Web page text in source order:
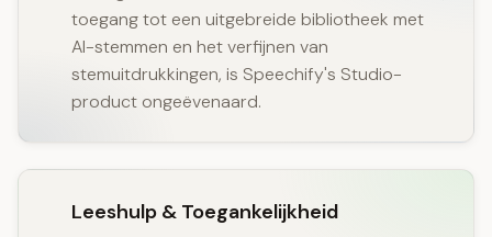
toegang tot een uitgebreide bibliotheek met
AI-stemmen en het verfijnen van
stemuitdrukkingen, is Speechify's Studio-
product ongeëvenaard.
Leeshulp & Toegankelijkheid